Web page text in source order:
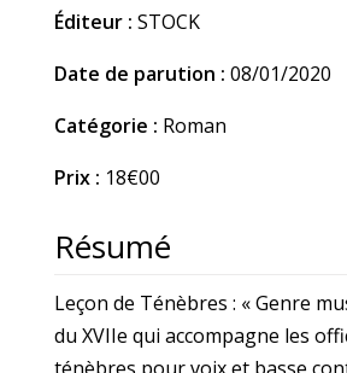
Éditeur : STOCK
Date de parution : 08/01/2020
Catégorie : Roman
Prix : 18€00
Résumé
Leçon de Ténèbres : « Genre
du XVIIe qui accompagne les